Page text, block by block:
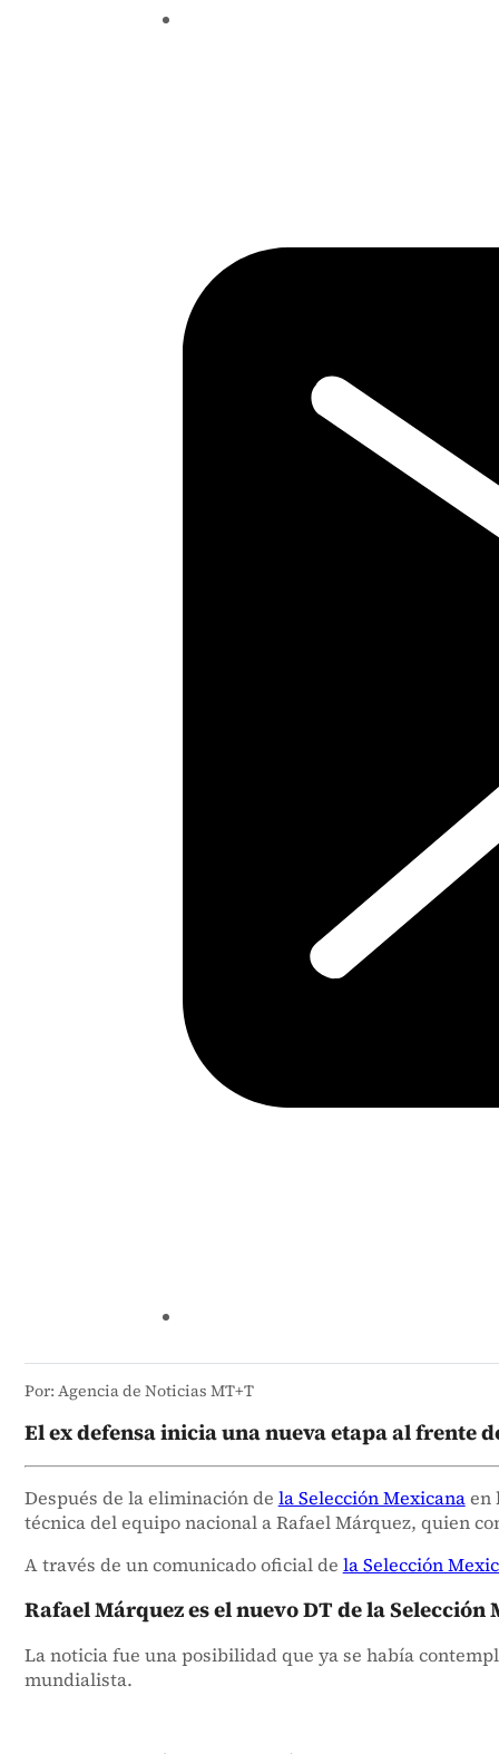
Por: Agencia de Noticias MT+T
El ex defensa inicia una nueva etapa al frente
Después de la eliminación de la Selección Mexicanaen
técnica del equipo nacional a Rafael Márquez, quien
A través de un comunicado oficial de la Selección
Rafael Márquez es el nuevo DT de la Selección
La noticia fue una posibilidad que ya se había
mundialista.